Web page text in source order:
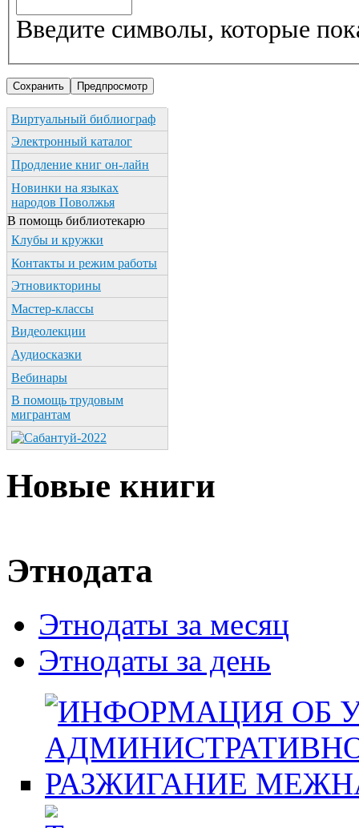
Введите символы, которые
Виртуальный библиограф
Электронный каталог
Продление книг он-лайн
Новинки на языках
народов Поволжья
В помощь библиотекарю
Клубы и кружки
Контакты и режим работы
Этновикторины
Мастер-классы
Видеолекции
Аудиосказки
Вебинары
В помощь трудовым
мигрантам
Новые книги
Этнодата
Этнодаты за месяц
Этнодаты за день